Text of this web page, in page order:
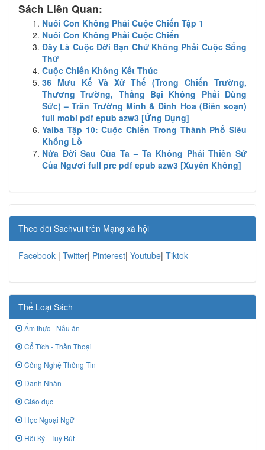
Sách Liên Quan:
Nuôi Con Không Phải Cuộc Chiến Tập 1
Nuôi Con Không Phải Cuộc Chiến
Đây Là Cuộc Đời Bạn Chứ Không Phải Cuộc Sống
Thử
Cuộc Chiến Không Kết Thúc
36 Mưu Kế Và Xử Thế (Trong Chiến Trường,
Thương Trường, Thắng Bại Không Phải Dùng
Sức) – Trần Trường Minh & Đình Hoa (Biên soạn)
full mobi pdf epub azw3 [Ứng Dụng]
Yaiba Tập 10: Cuộc Chiến Trong Thành Phố Siêu
Khổng Lồ
Nửa Đời Sau Của Ta – Ta Không Phải Thiên Sứ
Của Ngươi full prc pdf epub azw3 [Xuyên Không]
Theo dõi Sachvui trên Mạng xã hội
Facebook | Twitter| Pinterest| Youtube| Tiktok
Thể Loại Sách
Ẩm thực - Nấu ăn
Cổ Tích - Thần Thoại
Công Nghệ Thông Tin
Danh Nhân
Giáo dục
Học Ngoại Ngữ
Hồi Ký - Tuỳ Bút